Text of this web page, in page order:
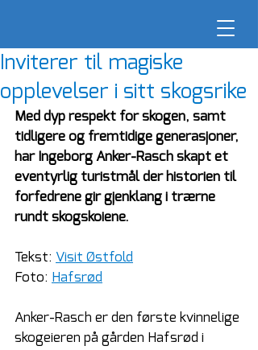
Inviterer til magiske
opplevelser i sitt skogsrike
Med dyp respekt for skogen, samt
tidligere og fremtidige generasjoner,
har Ingeborg Anker-Rasch skapt et
eventyrlig turistmål der historien til
forfedrene gir gjenklang i trærne
rundt skogskoiene.
Tekst: Visit Østfold
Foto: Hafsrød
Anker-Rasch er den første kvinnelige
skogeieren på gården Hafsrød i